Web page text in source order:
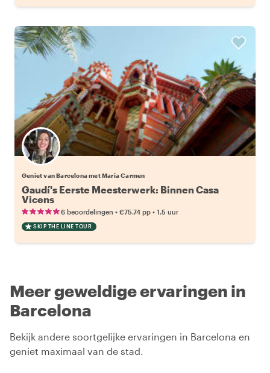
Geniet van Barcelona met Maria Carmen
Gaudí's Eerste Meesterwerk: Binnen Casa
Vicens
6 beoordelingen • €75.74 pp • 1.5 uur
SKIP THE LINE TOUR
Meer geweldige ervaringen in
Barcelona
Bekijk andere soortgelijke ervaringen in Barcelona en
geniet maximaal van de stad.